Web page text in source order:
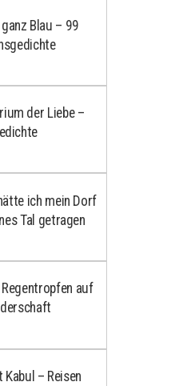
Blau – 99
der Liebe –
ich mein Dorf
Tal getragen
auf
– Reisen